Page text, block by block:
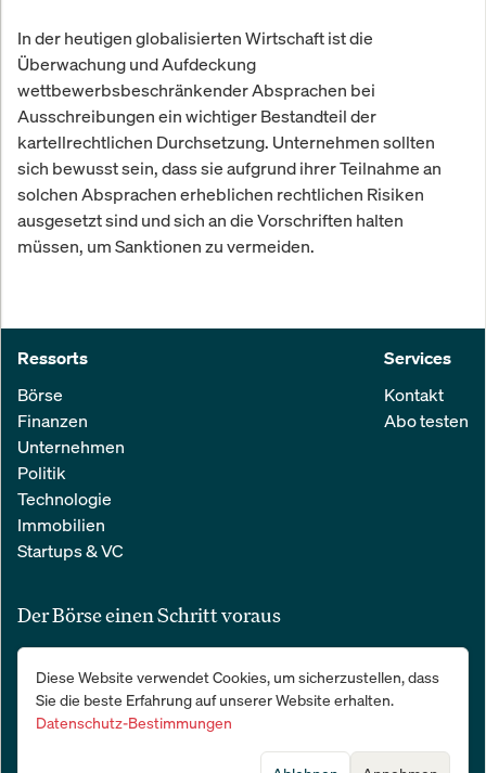
In der heutigen globalisierten Wirtschaft ist die
Überwachung und Aufdeckung
wettbewerbsbeschränkender Absprachen bei
Ausschreibungen ein wichtiger Bestandteil der
kartellrechtlichen Durchsetzung. Unternehmen sollten
sich bewusst sein, dass sie aufgrund ihrer Teilnahme an
solchen Absprachen erheblichen rechtlichen Risiken
ausgesetzt sind und sich an die Vorschriften halten
müssen, um Sanktionen zu vermeiden.
Ressorts
Börse
Finanzen
Unternehmen
Politik
Technologie
Immobilien
Startups & VC
Services
Kontakt
Abo testen
Der Börse einen Schritt voraus
Alle relevanten Nachrichten aus Wirtschaft und Finanzen in einer
einfachen E-Mail. 100 % kostenlos:
Diese Website verwendet Cookies, um sicherzustellen, dass
Sie die beste Erfahrung auf unserer Website erhalten.
Datenschutz-Bestimmungen